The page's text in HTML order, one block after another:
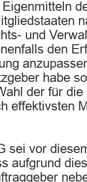
und
den
habe
der für
effektivsten
sei vor
aufgrund